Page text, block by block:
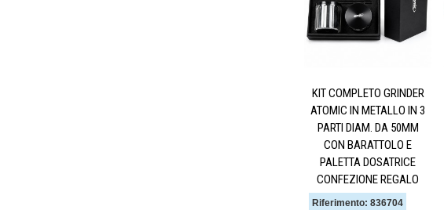
KIT COMPLETO GRINDER
ATOMIC IN METALLO IN 3
PARTI DIAM. DA 50MM
CON BARATTOLO E
PALETTA DOSATRICE
CONFEZIONE REGALO
Riferimento: 836704